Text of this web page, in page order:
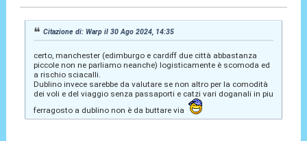
Citazione di: Warp il 30 Ago 2024, 14:35
certo, manchester (edimburgo e cardiff due città abbastanza
piccole non ne parliamo neanche) logisticamente è scomoda ed
a rischio sciacalli.
Dublino invece sarebbe da valutare se non altro per la comodità
dei voli e del viaggio senza passaporti e catzi vari doganali in piu
ferragosto a dublino non è da buttare via